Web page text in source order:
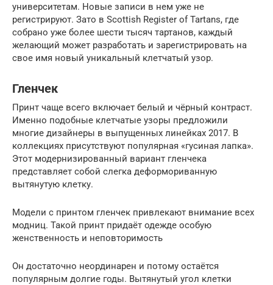
университетам. Новые записи в нем уже не
регистрируют. Зато в Scottish Register of Tartans, где
собрано уже более шести тысяч тартанов, каждый
желающий может разработать и зарегистрировать на
свое имя новый уникальный клетчатый узор.
Гленчек
Принт чаще всего включает белый и чёрный контраст.
Именно подобные клетчатые узоры предложили
многие дизайнеры в выпущенных линейках 2017. В
коллекциях присутствуют популярная «гусиная лапка».
Этот модернизированный вариант гленчека
представляет собой слегка деформориванную
вытянутую клетку.
Модели с принтом гленчек привлекают внимание всех
модниц. Такой принт придаёт одежде особую
женственность и неповторимость
Он достаточно неординарен и потому остаётся
популярным долгие годы. Вытянутый угол клетки